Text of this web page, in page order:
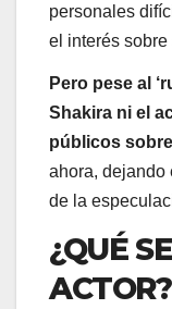
personales
el interés
Pero pese al
Shakira ni el
públicos
ahora, dejando
de la
¿QUÉ
ACTOR?